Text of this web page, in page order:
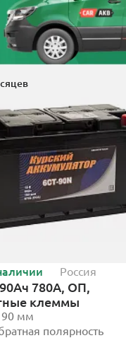
Россия
780А, ОП,
клеммы
мм
полярность